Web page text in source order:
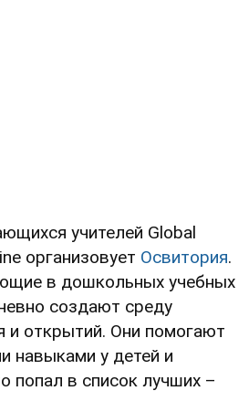
учителей Global
организовует Освитория.
в дошкольных учебных
создают среду
и открытий. Они помогают
навыками у детей и
попал в список лучших –